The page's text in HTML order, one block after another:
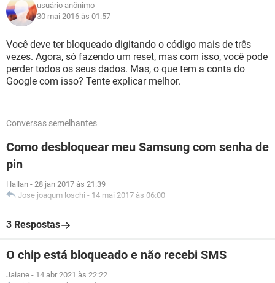
usuário anônimo
30 mai 2016 às 01:57
Você deve ter bloqueado digitando o código mais de três
vezes. Agora, só fazendo um reset, mas com isso, você pode
perder todos os seus dados. Mas, o que tem a conta do
Google com isso? Tente explicar melhor.
Conversas semelhantes
Como desbloquear meu Samsung com senha de
pin
Hallan - 28 jan 2017 às 21:39
Jose joaqum loschi - 14 mai 2017 às 06:00
3 Respostas
O chip está bloqueado e não recebi SMS
Jaiane - 14 abr 2021 às 22:22